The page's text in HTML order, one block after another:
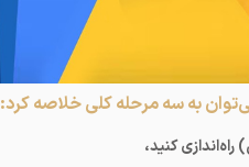
به سه مرحله کلی خلاصه کرد: